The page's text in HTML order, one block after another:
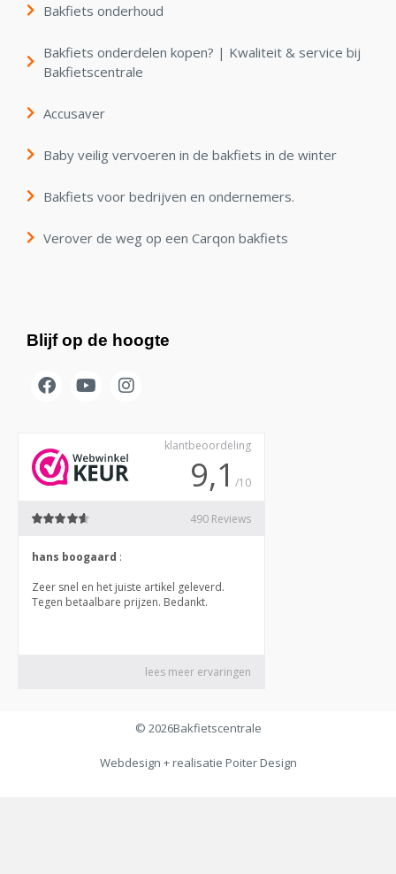
Bakfiets onderhoud
Bakfiets onderdelen kopen? | Kwaliteit & service bij
Bakfietscentrale
Accusaver
Baby veilig vervoeren in de bakfiets in de winter
Bakfiets voor bedrijven en ondernemers.
Verover de weg op een Carqon bakfiets
Blijf op de hoogte
© 2026Bakfietscentrale
Webdesign + realisatie Poiter Design